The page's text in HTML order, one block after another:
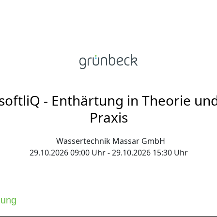
- Enthärtung in Theorie
Praxis
Wassertechnik Massar GmbH
29.10.2026 09:00 Uhr - 29.10.2026 15:30 Uhr